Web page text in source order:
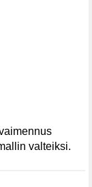
valteiksi.